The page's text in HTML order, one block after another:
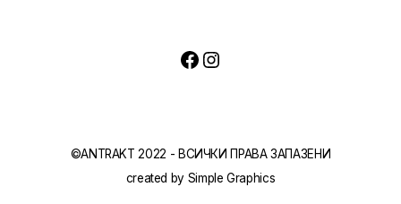
©ANTRAKT 2022 - ВСИЧКИ ПРАВА ЗАПАЗЕНИ
created by Simple Graphics